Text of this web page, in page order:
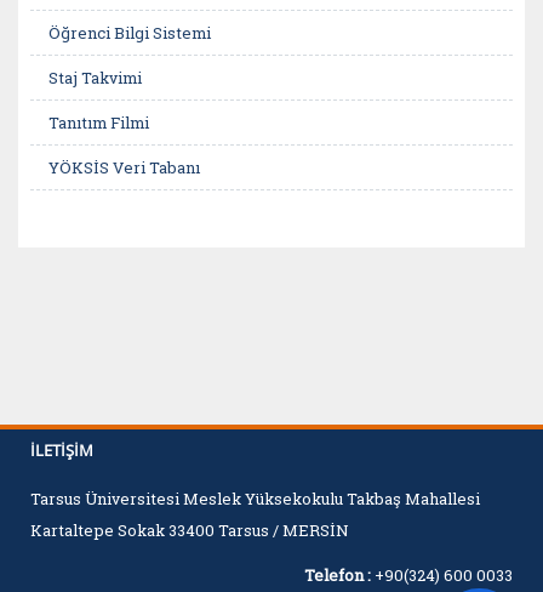
Öğrenci Bilgi Sistemi
Staj Takvimi
Tanıtım Filmi
YÖKSİS Veri Tabanı
İLETIŞIM
Tarsus Üniversitesi Meslek Yüksekokulu Takbaş Mahallesi
Kartaltepe Sokak 33400 Tarsus / MERSİN
Telefon : +90(324) 600 0033